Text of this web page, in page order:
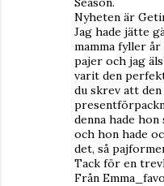
Nyheten är
Jag hade jätte
mamma fyller
pajer och jag
varit den
du skrev att
denna hade
och hon hade
det, så
Tack för en
Från